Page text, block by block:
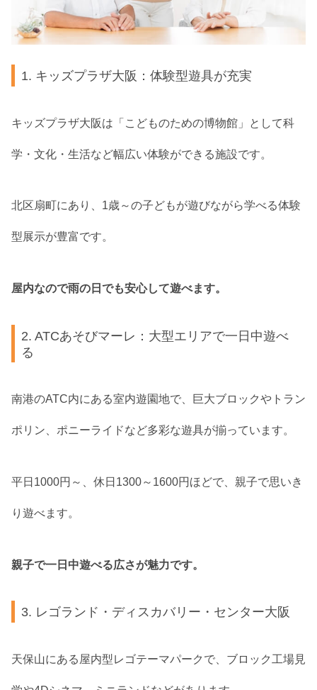
1. キッズプラザ大阪：体験型遊具が充実
キッズプラザ大阪は「こどものための博物館」として科
学・文化・生活など幅広い体験ができる施設です。
北区扇町にあり、1歳～の子どもが遊びながら学べる体験
型展示が豊富です。
屋内なので雨の日でも安心して遊べます。
2. ATCあそびマーレ：大型エリアで一日中遊べ
る
南港のATC内にある室内遊園地で、巨大ブロックやトラン
ポリン、ポニーライドなど多彩な遊具が揃っています。
平日1000円～、休日1300～1600円ほどで、親子で思いき
り遊べます。
親子で一日中遊べる広さが魅力です。
3. レゴランド・ディスカバリー・センター大阪
天保山にある屋内型レゴテーマパークで、ブロック工場見